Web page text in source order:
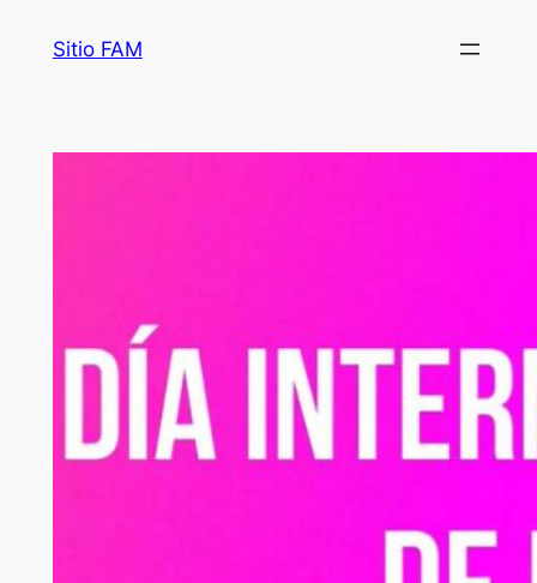
Sitio FAM